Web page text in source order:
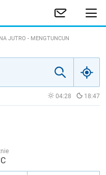
JUTRO - MENGTUNCUN
04:28 18:47